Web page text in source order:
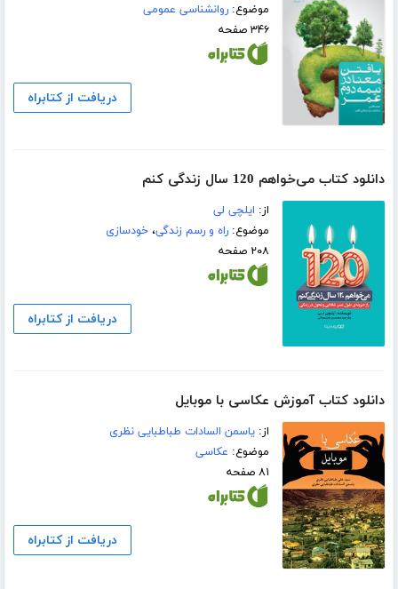
موضوع:روانشناسی عمومی
۳۴۶ صفحه
دریافت از کتابراه
دانلود کتاب می‌خواهم 120 سال زندگی کنم
از: ایلچی لی
موضوع:راه و رسم زندگی،خودسازی
۲۰۸ صفحه
دریافت از کتابراه
دانلود کتاب آموزش عکاسی با موبایل
از:یاسمن السادات طباطبایی نظری
موضوع: عکاسی
۸۱ صفحه
دریافت از کتابراه